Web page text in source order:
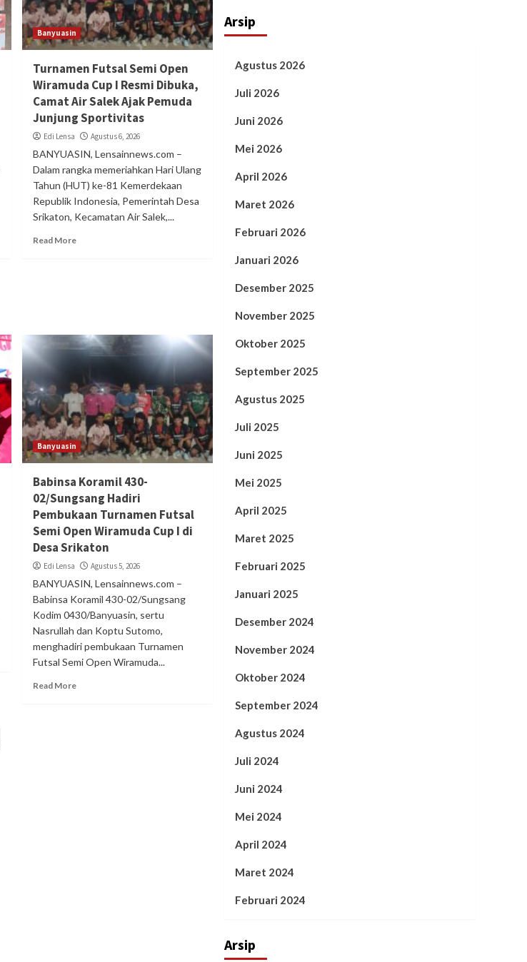
Banyuasin
Turnamen Futsal Semi Open
Wiramuda Cup I Resmi Dibuka,
Camat Air Salek Ajak Pemuda
Junjung Sportivitas
Edi Lensa Agustus 6, 2026
BANYUASIN, Lensainnews.com –
Dalam rangka memeriahkan Hari Ulang
Tahun (HUT) ke-81 Kemerdekaan
Republik Indonesia, Pemerintah Desa
Srikaton, Kecamatan Air Salek,...
Read More
Banyuasin
Babinsa Koramil 430-
02/Sungsang Hadiri
Pembukaan Turnamen Futsal
Semi Open Wiramuda Cup I di
Desa Srikaton
Edi Lensa Agustus 5, 2026
BANYUASIN, Lensainnews.com –
Babinsa Koramil 430-02/Sungsang
Kodim 0430/Banyuasin, sertu
Nasrullah dan Koptu Sutomo,
menghadiri pembukaan Turnamen
Futsal Semi Open Wiramuda...
Read More
Arsip
Agustus 2026
Juli 2026
Juni 2026
Mei 2026
April 2026
Maret 2026
Februari 2026
Januari 2026
Desember 2025
November 2025
Oktober 2025
September 2025
Agustus 2025
Juli 2025
Juni 2025
Mei 2025
April 2025
Maret 2025
Februari 2025
Januari 2025
Desember 2024
November 2024
Oktober 2024
September 2024
Agustus 2024
Juli 2024
Juni 2024
Mei 2024
April 2024
Maret 2024
Februari 2024
Arsip